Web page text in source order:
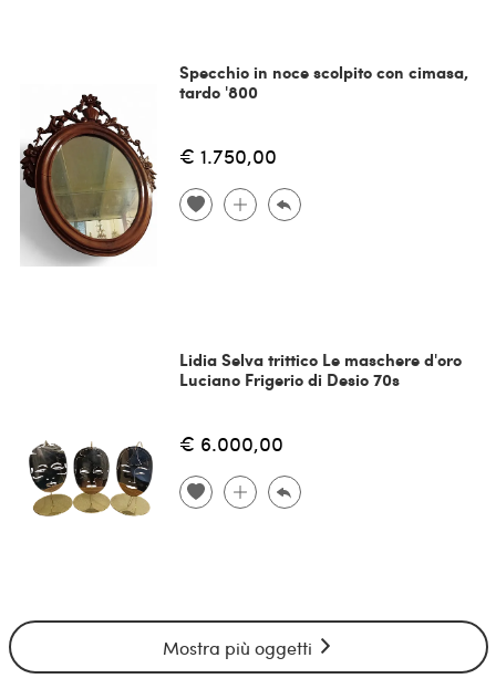
Specchio in noce scolpito con cimasa,
tardo '800
€ 1.750,00
Lidia Selva trittico Le maschere d'oro
Luciano Frigerio di Desio 70s
€ 6.000,00
Mostra più oggetti